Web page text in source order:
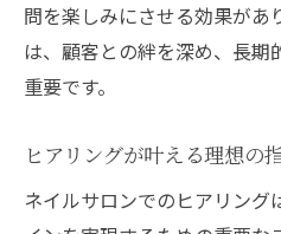
問を楽しみにさせる効果があ
は、顧客との絆を深め、長期
重要です。
ヒアリングが叶える理想の
ネイルサロンでのヒアリン